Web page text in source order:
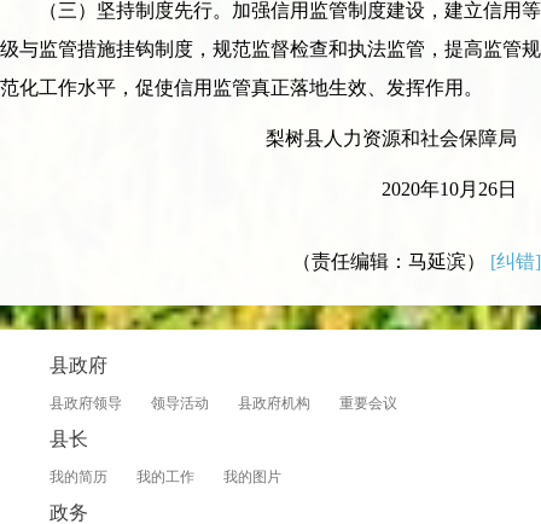
（三）坚持制度先行。加强信用监管制度建设，建立信用等
级与监管措施挂钩制度，规范监督检查和执法监管，提高监管规
范化工作水平，促使信用监管真正落地生效、发挥作用。
梨树县人力资源和社会保障局
2020年10月26日
（责任编辑：马延滨） [纠错]
县政府
县政府领导 领导活动 县政府机构 重要会议
县长
我的简历 我的工作 我的图片
政务